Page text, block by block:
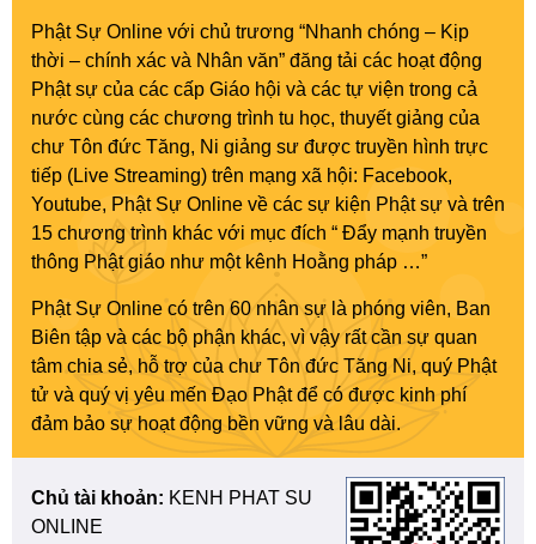
Phật Sự Online với chủ trương “Nhanh chóng – Kịp
thời – chính xác và Nhân văn” đăng tải các hoạt động
Phật sự của các cấp Giáo hội và các tự viện trong cả
nước cùng các chương trình tu học, thuyết giảng của
chư Tôn đức Tăng, Ni giảng sư được truyền hình trực
tiếp (Live Streaming) trên mạng xã hội: Facebook,
Youtube, Phật Sự Online về các sự kiện Phật sự và trên
15 chương trình khác với mục đích “ Đẩy mạnh truyền
thông Phật giáo như một kênh Hoằng pháp …”
Phật Sự Online có trên 60 nhân sự là phóng viên, Ban
Biên tập và các bộ phận khác, vì vậy rất cần sự quan
tâm chia sẻ, hỗ trợ của chư Tôn đức Tăng Ni, quý Phật
tử và quý vị yêu mến Đạo Phật để có được kinh phí
đảm bảo sự hoạt động bền vững và lâu dài.
Chủ tài khoản: KENH PHAT SU
ONLINE